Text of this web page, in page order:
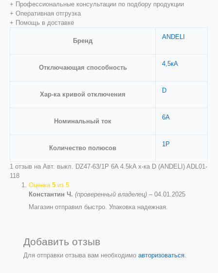
+ Профессиональные консультации по подбору продукции
+ Оперативная отгрузка
+ Помощь в доставке
Бренд
ANDELI
Отключающая способность
4,5кА
Хар-ка кривой отключения
D
Номинальный ток
6A
Количество полюсов
1P
1 отзыв наАвт. выкл. DZ47-63/1P 6A 4.5kA х-ка D (ANDELI) ADL01-
118
Оценка5 из 5
Константин Ч.(проверенный владелец) – 04.01.2025
Магазин отправил быстро. Упаковка надежная.
Добавить отзыв
Для отправки отзыва вам необходимо авторизоваться.